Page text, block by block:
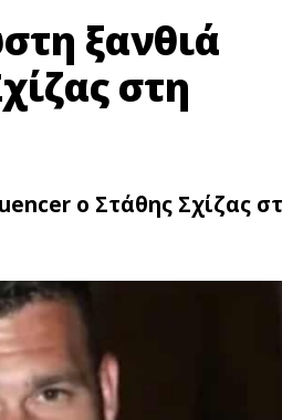
ξανθιά
στη
ο Στάθης Σχίζας